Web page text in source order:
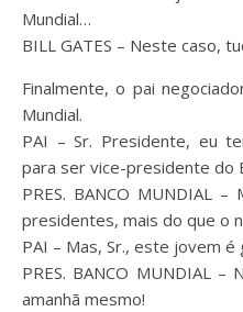
Mundial…
BILL GATES – Neste caso,
Finalmente, o pai
Mundial.
PAI – Sr. Presidente, eu
para ser vice-presidente do
PRES. BANCO MUNDIAL
presidentes, mais do que o
PAI – Mas, Sr., este jovem é
PRES. BANCO MUNDIAL
amanhã mesmo!